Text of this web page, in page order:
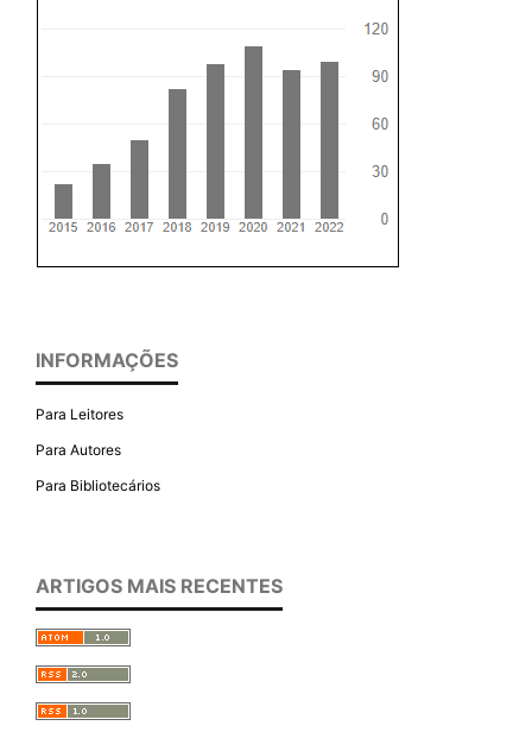
INFORMAÇÕES
Para Leitores
Para Autores
Para Bibliotecários
ARTIGOS MAIS RECENTES